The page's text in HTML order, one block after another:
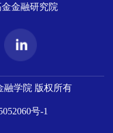
金金融研究院
融学院 版权所有
号-1